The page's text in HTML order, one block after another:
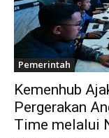
Pemerintah
Kemenhub
Pergerakan
Time melalui